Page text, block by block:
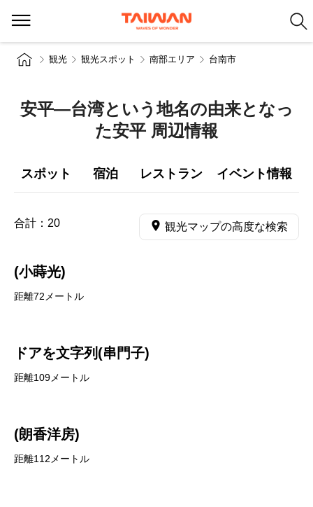
観光 観光スポット 南部エリア 台南市
安平―台湾という地名の由来となっ
た安平 周辺情報
スポット 宿泊 レストラン イベント情報
合計： 20 観光マップの高度な検索
(小蒔光)
距離72メートル
ドアを文字列(串門子)
距離109メートル
(朗香洋房)
距離112メートル